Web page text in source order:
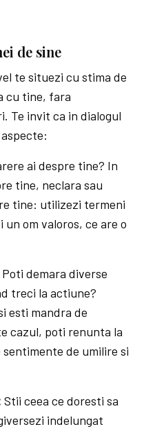
de sine
te situezi cu stima de
cu tine, fara
Te invit ca in dialogul
ai despre tine? In
tine, neclara sau
tine: utilizezi termeni
om valoros, ce are o
Poti demara diverse
treci la actiune?
esti mandra de
cazul, poti renunta la
de umilire si
Stii ceea ce doresti sa
indelungat